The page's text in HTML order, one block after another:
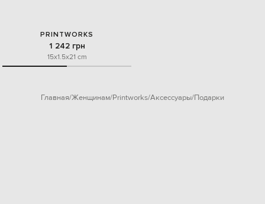
PRINTWORKS
1 242 грн
15x1.5x21 cm
Главная Женщинам Printworks Аксессуары Подарки